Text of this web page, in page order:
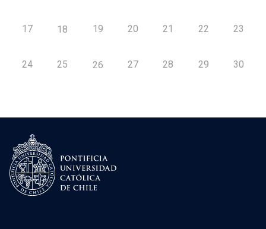
17 18 19 20 21 22 23
24 25 26 27 28 29 30